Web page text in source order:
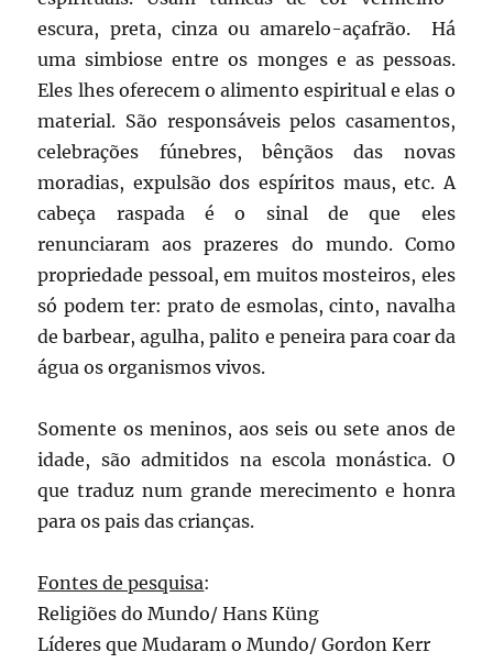
escura, preta, cinza ou amarelo-açafrão. Há
uma simbiose entre os monges e as pessoas.
Eles lhes oferecem o alimento espiritual e elas o
material. São responsáveis pelos casamentos,
celebrações fúnebres, bênçãos das novas
moradias, expulsão dos espíritos maus, etc. A
cabeça raspada é o sinal de que eles
renunciaram aos prazeres do mundo. Como
propriedade pessoal, em muitos mosteiros, eles
só podem ter: prato de esmolas, cinto, navalha
de barbear, agulha, palito e peneira para coar da
água os organismos vivos.
Somente os meninos, aos seis ou sete anos de
idade, são admitidos na escola monástica. O
que traduz num grande merecimento e honra
para os pais das crianças.
Fontes de pesquisa:
Religiões do Mundo/ Hans Küng
Líderes que Mudaram o Mundo/ Gordon Kerr